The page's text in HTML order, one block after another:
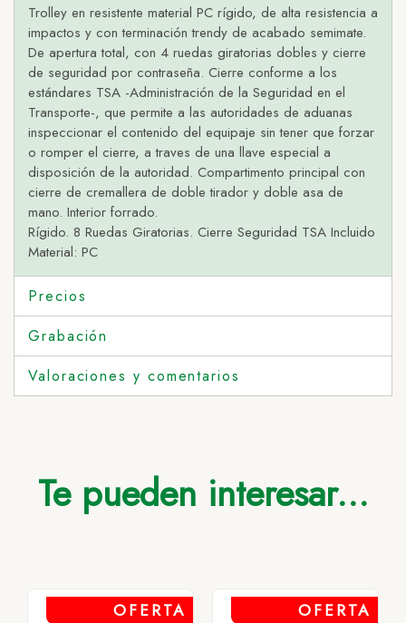
Trolley en resistente material PC rígido, de alta resistencia a
impactos y con terminación trendy de acabado semimate.
De apertura total, con 4 ruedas giratorias dobles y cierre
de seguridad por contraseña. Cierre conforme a los
estándares TSA -Administración de la Seguridad en el
Transporte-, que permite a las autoridades de aduanas
inspeccionar el contenido del equipaje sin tener que forzar
o romper el cierre, a traves de una llave especial a
disposición de la autoridad. Compartimento principal con
cierre de cremallera de doble tirador y doble asa de
mano. Interior forrado.
Rígido. 8 Ruedas Giratorias. Cierre Seguridad TSA Incluido
Material: PC
Precios
Grabación
Valoraciones y comentarios
Te pueden interesar...
OFERTA OFERTA